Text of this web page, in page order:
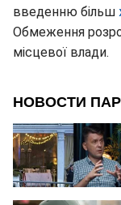
введенню більш
Обмеження
місцевої влади.